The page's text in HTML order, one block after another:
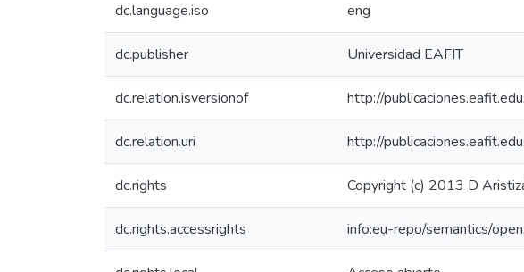
dc.language.iso eng
dc.publisher Universidad EAFIT
dc.relation.isversionof http://
dc.relation.uri http://
dc.rights Copyright (c) 2013 D
dc.rights.accessrights info:eu-repo/semantics/